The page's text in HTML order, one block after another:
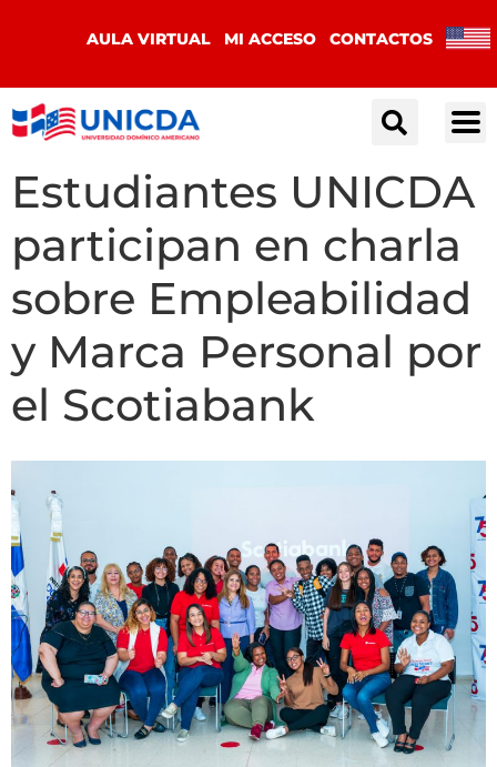
AULA VIRTUAL MI ACCESO CONTACTOS
Estudiantes UNICDA
participan en charla
sobre Empleabilidad
y Marca Personal por
el Scotiabank